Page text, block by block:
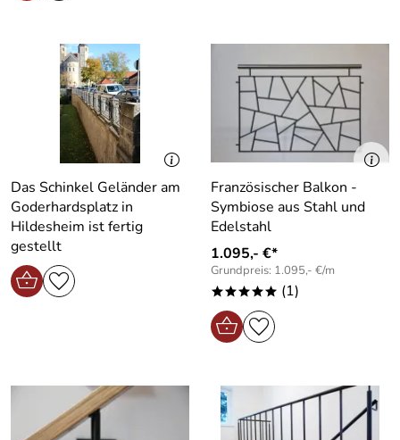
Das Schinkel Geländer am
Goderhardsplatz in
Hildesheim ist fertig
gestellt
Französischer Balkon -
Symbiose aus Stahl und
Edelstahl
1.095,- €*
Grundpreis: 1.095,- €/m
***** (1)